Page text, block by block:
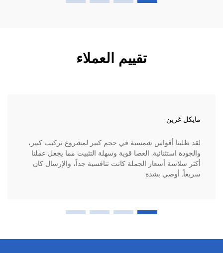
تقييم العملاء
مايكل غرين
لقد طلبنا أقواس شمسية في حجم كبير لمشروع تركيب كبير،
والجودة استثنائية. العصا قوية وسهلة التثبيت مما يجعل عملنا
أكثر سلاسة أسعار الجملة كانت تنافسية جداً، والإرسال كان
سريعاً. أوصي بشدة